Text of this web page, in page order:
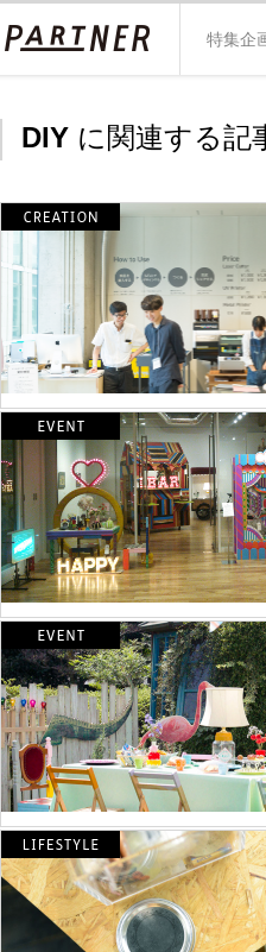
特集企
DIY に関連する記